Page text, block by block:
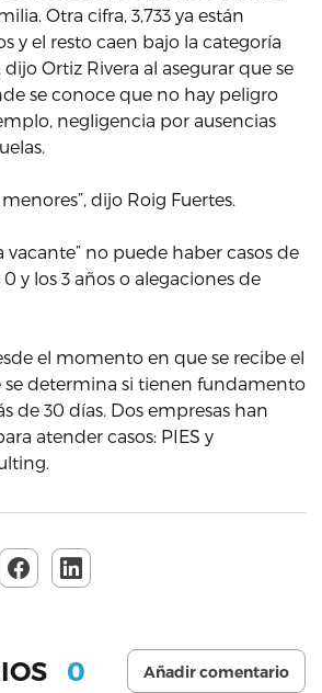
Otra cifra, 3,733 ya están
y el resto caen bajo la categoría
dijo Ortiz Rivera al asegurar que se
se conoce que no hay peligro
negligencia por ausencias
dijo Roig Fuertes.
vacante” no puede haber casos de
y los 3 años o alegaciones de
el momento en que se recibe el
se determina si tienen fundamento
de 30 días. Dos empresas han
atender casos: PIES y
0 Añadir comentario